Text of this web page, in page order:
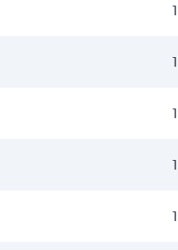
1
1
1
1
1